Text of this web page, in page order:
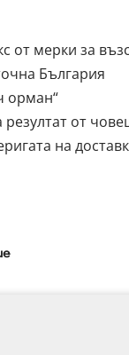
мерки за
България
орман“
резултат от
на